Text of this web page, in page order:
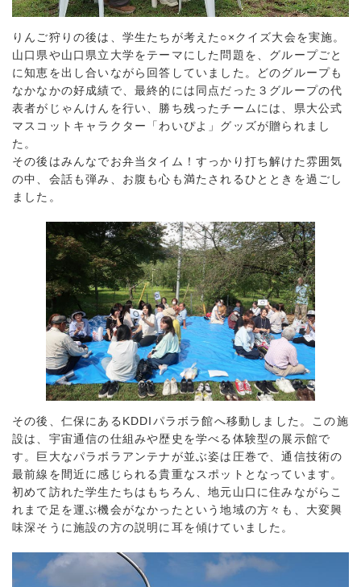
りんご狩りの後は、学生たちが考えた○×クイズ大会を実施。
山口県や山口県立大学をテーマにした問題を、グループごと
に知恵を出し合いながら回答していました。どのグループも
なかなかの好成績で、最終的には同点だった３グループの代
表者がじゃんけんを行い、勝ち残ったチームには、県大公式
マスコットキャラクター「わいぴよ」グッズが贈られまし
た。
その後はみんなでお弁当タイム！すっかり打ち解けた雰囲気
の中、会話も弾み、お腹も心も満たされるひとときを過ごし
ました。
その後、仁保にあるKDDIパラボラ館へ移動しました。この施
設は、宇宙通信の仕組みや歴史を学べる体験型の展示館で
す。巨大なパラボラアンテナが並ぶ姿は圧巻で、通信技術の
最前線を間近に感じられる貴重なスポットとなっています。
初めて訪れた学生たちはもちろん、地元山口に住みながらこ
れまで足を運ぶ機会がなかったという地域の方々も、大変興
味深そうに施設の方の説明に耳を傾けていました。